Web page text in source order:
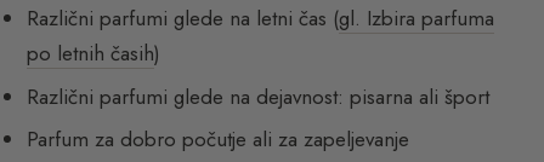
Različni parfumi glede na letni čas (gl. Izbira parfuma
po letnih časih)
Različni parfumi glede na dejavnost: pisarna ali šport
Parfum za dobro počutje ali za zapeljevanje